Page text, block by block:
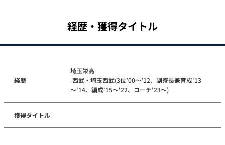
経歴・獲得タイトル
経歴
埼玉栄高
-西武・埼玉西武(3位’00～’12、副寮長兼育成'13
～'14、編成'15～'22、コーチ'23～)
獲得タイトル